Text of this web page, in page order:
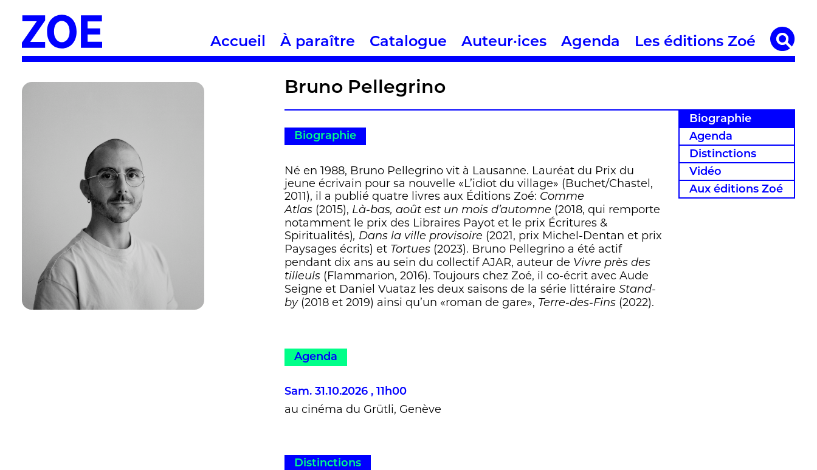
Accueil À paraître Catalogue Auteur·ices Agenda Les éditions Zoé
Bruno Pellegrino
Biographie
Agenda
Distinctions
Vidéo
Aux éditions Zoé
Biographie
Né en 1988, Bruno Pellegrino vit à Lausanne. Lauréat du Prix du
jeune écrivain pour sa nouvelle «L’idiot du village» (Buchet/Chastel,
2011), il a publié quatre livres aux Éditions Zoé: Comme
Atlas (2015), Là-bas, août est un mois d’automne (2018, qui remporte
notamment le prix des Libraires Payot et le prix Écritures &
Spiritualités), Dans la ville provisoire (2021, prix Michel-Dentan et prix
Paysages écrits) et Tortues (2023). Bruno Pellegrino a été actif
pendant dix ans au sein du collectif AJAR, auteur de Vivre près des
tilleuls (Flammarion, 2016). Toujours chez Zoé, il co-écrit avec Aude
Seigne et Daniel Vuataz les deux saisons de la série littéraire Stand-
by(2018 et 2019) ainsi qu’un «roman de gare», Terre-des-Fins (2022).
Agenda
Sam. 31.10.2026 , 11h00
au cinéma du Grütli, Genève
Distinctions